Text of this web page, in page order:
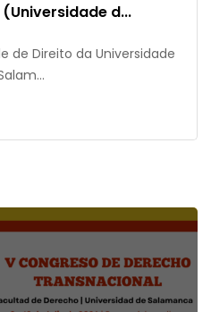
(Universidade d...
de Direito da Universidade